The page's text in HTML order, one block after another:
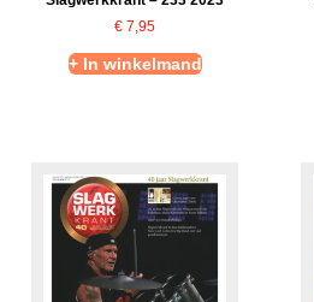
€ 7,95
+ In winkelmand